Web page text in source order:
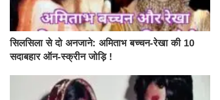
सिलसिला से दो अनजाने: अमिताभ बच्चन-रेखा की 10
सदाबहार ऑन-स्क्रीन जोड़ि !